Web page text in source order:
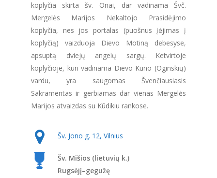
koplyčia skirta šv. Onai, dar vadinama Švč.
Mergelės Marijos Nekaltojo Prasidėjimo
koplyčia, nes jos portalas (puošnus įėjimas į
koplyčią) vaizduoja Dievo Motiną debesyse,
apsuptą dviejų angelų sargų. Ketvirtoje
koplyčioje, kuri vadinama Dievo Kūno (Oginskių)
vardu, yra saugomas Švenčiausiasis
Sakramentas ir gerbiamas dar vienas Mergelės
Marijos atvaizdas su Kūdikiu rankose.
Šv. Jono g. 12, Vilnius
Šv. Mišios (lietuvių k.)
Rugsėjį–gegužę